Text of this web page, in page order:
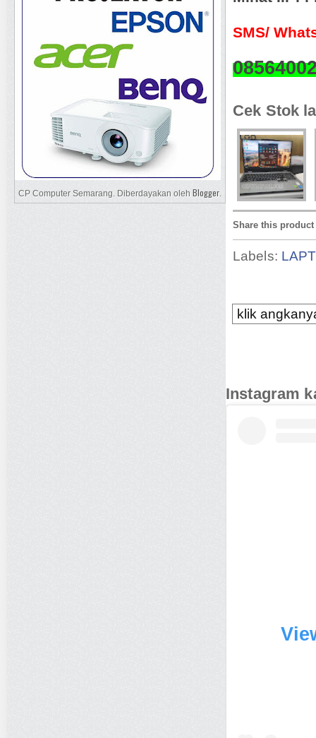
SMS/
Cek Stok
Share this product
Labels:
klik
Instagram
CP Computer Semarang. Diberdayakan oleh Blogger.